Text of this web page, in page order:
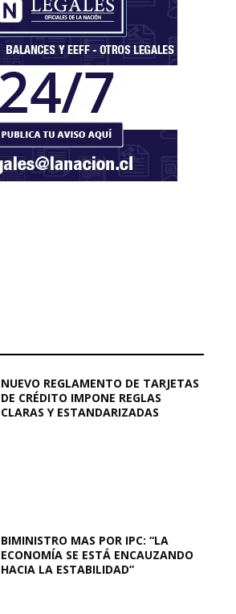
NUEVO REGLAMENTO DE TARJETAS
DE CRÉDITO IMPONE REGLAS
CLARAS Y ESTANDARIZADAS
BIMINISTRO MAS POR IPC: “LA
ECONOMÍA SE ESTÁ ENCAUZANDO
HACIA LA ESTABILIDAD”